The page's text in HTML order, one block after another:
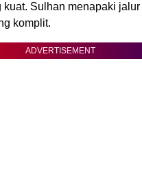
kuat. Sulhan menapaki
komplit.
ADVERTISEMENT